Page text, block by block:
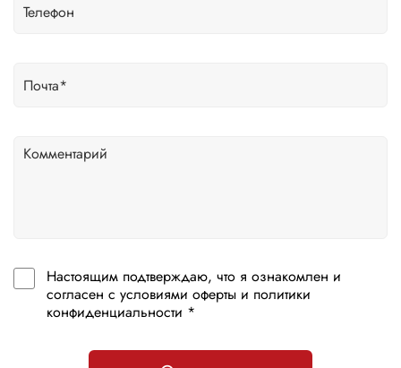
Настоящим подтверждаю, что я ознакомлен и
согласен с условиями оферты и политики
конфиденциальности *